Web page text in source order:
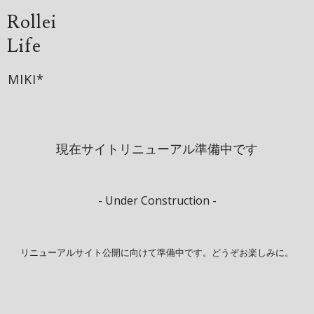
Rollei
Life
MIKI*
現在サイトリニューアル準備中です
- Under Construction -
リニューアルサイト公開に向けて準備中です。どうぞお楽しみに。